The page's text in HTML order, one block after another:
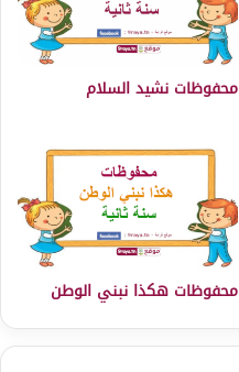
محفوظات نشيد السلام
محفوظات هكذا نبني الوطن